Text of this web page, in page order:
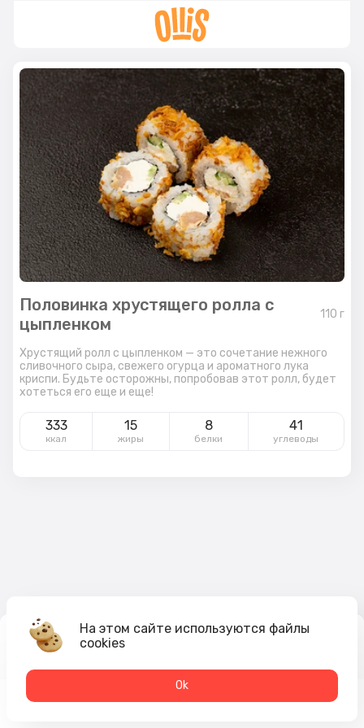
Половинка хрустящего ролла с
цыпленком
110 г
Хрустящий ролл с цыпленком — это сочетание нежного
сливочного сыра, свежего огурца и ароматного лука
криспи. Будьте осторожны, попробовав этот ролл, будет
хотеться его еще и еще!
333
ккал
15
жиры
8
белки
41
углеводы
269₽
На этом сайте используются файлы
cookies
Оk